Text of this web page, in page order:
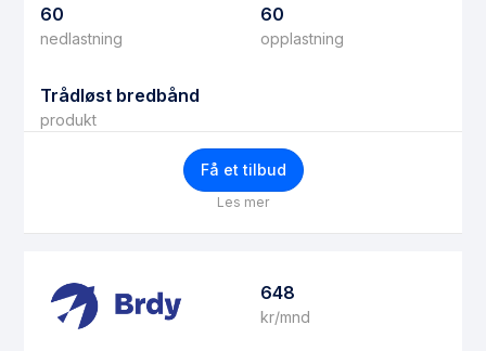
60
nedlastning
60
opplastning
Trådløst bredbånd
produkt
Få et tilbud
Les mer
648
kr/mnd